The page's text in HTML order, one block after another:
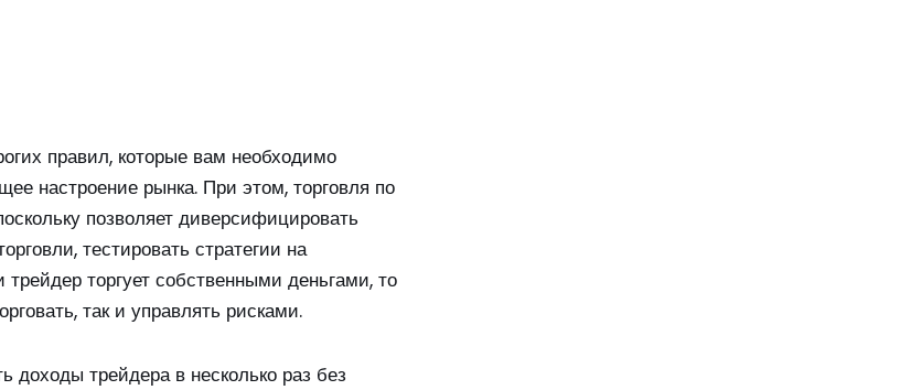
правил, которые вам необходимо
настроение рынка. При этом, торговля по
позволяет диверсифицировать
тестировать стратегии на
торгует собственными деньгами, то
так и управлять рисками.
доходы трейдера в несколько раз без